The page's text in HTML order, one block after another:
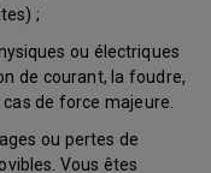
;
ou électriques
de courant, la foudre,
de force majeure.
ou pertes de
Vous êtes